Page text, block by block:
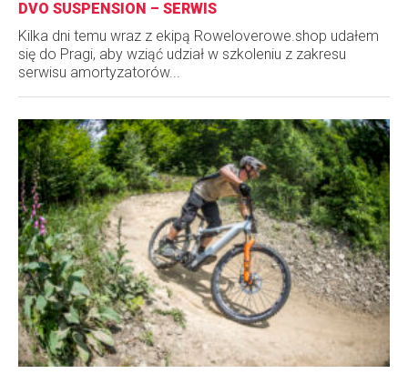
DVO SUSPENSION – SERWIS
Kilka dni temu wraz z ekipą Roweloverowe.shop udałem
się do Pragi, aby wziąć udział w szkoleniu z zakresu
serwisu amortyzatorów...